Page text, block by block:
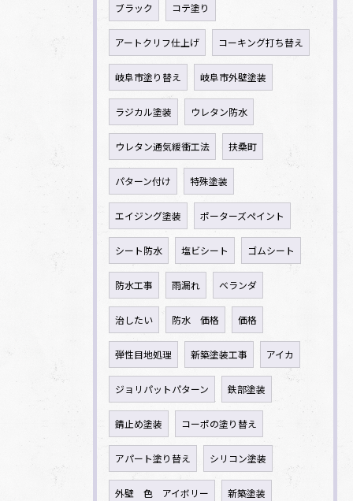
ブラック コテ塗り
アートクリフ仕上げ コーキング打ち替え
岐阜市塗り替え 岐阜市外壁塗装
ラジカル塗装 ウレタン防水
ウレタン通気緩衝工法 扶桑町
パターン付け 特殊塗装
エイジング塗装 ポーターズペイント
シート防水 塩ビシート ゴムシート
防水工事 雨漏れ ベランダ
治したい 防水 価格 価格
弾性目地処理 新築塗装工事 アイカ
ジョリパットパターン 鉄部塗装
錆止め塗装 コーポの塗り替え
アパート塗り替え シリコン塗装
外壁 色 アイボリー 新築塗装